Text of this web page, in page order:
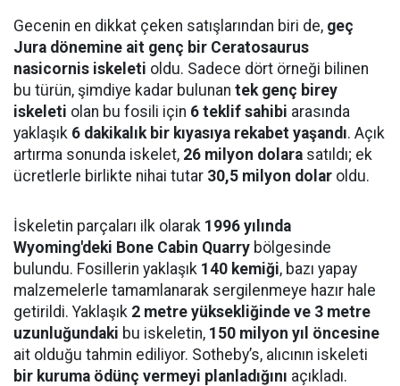
Gecenin en dikkat çeken satışlarından biri de, geç
Jura dönemine ait genç bir Ceratosaurus
nasicornis iskeleti oldu. Sadece dört örneği bilinen
bu türün, şimdiye kadar bulunan tek genç birey
iskeleti olan bu fosili için 6 teklif sahibi arasında
yaklaşık 6 dakikalık bir kıyasıya rekabet yaşandı. Açık
artırma sonunda iskelet, 26 milyon dolara satıldı; ek
ücretlerle birlikte nihai tutar 30,5 milyon dolar oldu.
İskeletin parçaları ilk olarak 1996 yılında
Wyoming'deki Bone Cabin Quarry bölgesinde
bulundu. Fosillerin yaklaşık 140 kemiği, bazı yapay
malzemelerle tamamlanarak sergilenmeye hazır hale
getirildi. Yaklaşık 2 metre yüksekliğinde ve 3 metre
uzunluğundaki bu iskeletin, 150 milyon yıl öncesine
ait olduğu tahmin ediliyor. Sotheby’s, alıcının iskeleti
bir kuruma ödünç vermeyi planladığını açıkladı.